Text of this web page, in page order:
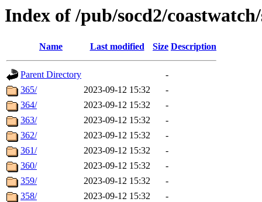
Index of /pub/socd2/
Name Last modified Size Description
Parent Directory
-
365/
2023-09-12 15:32
-
364/
2023-09-12 15:32
-
363/
2023-09-12 15:32
-
362/
2023-09-12 15:32
-
361/
2023-09-12 15:32
-
360/
2023-09-12 15:32
-
359/
2023-09-12 15:32
-
358/
2023-09-12 15:32
-